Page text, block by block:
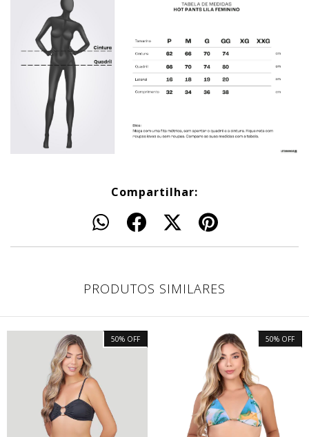
Compartilhar:
PRODUTOS SIMILARES
50% OFF 50% OFF